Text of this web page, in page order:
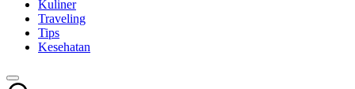
Kuliner
Traveling
Tips
Kesehatan